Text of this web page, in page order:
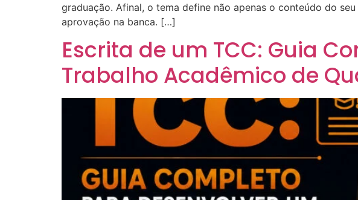
graduação. Afinal, o tema define não apenas o conteúdo do
aprovação na banca. […]
Escrita de um TCC: Guia
Trabalho Acadêmico de